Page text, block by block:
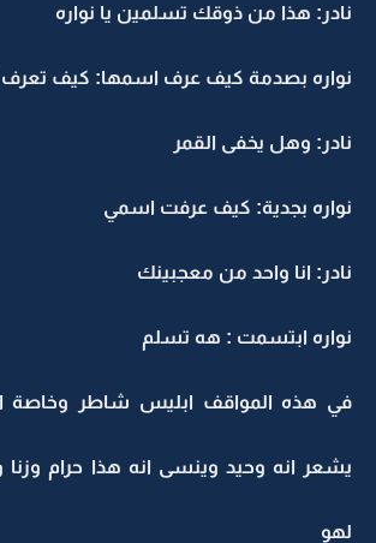
نادر: هذا من ذوقك تسلمين يا نواره
نواره بصدمة كيف عرف اسمها: كيف
نادر: وهل يخفى القمر
نواره بجدية: كيف عرفت اسمي
نادر: انا واحد من معجبينك
نواره ابتسمت : هه تسلم
في هذه المواقف ابليس شاطر وخاصة
يشعر انه وحيد وينسى انه هذا حرام
لهو